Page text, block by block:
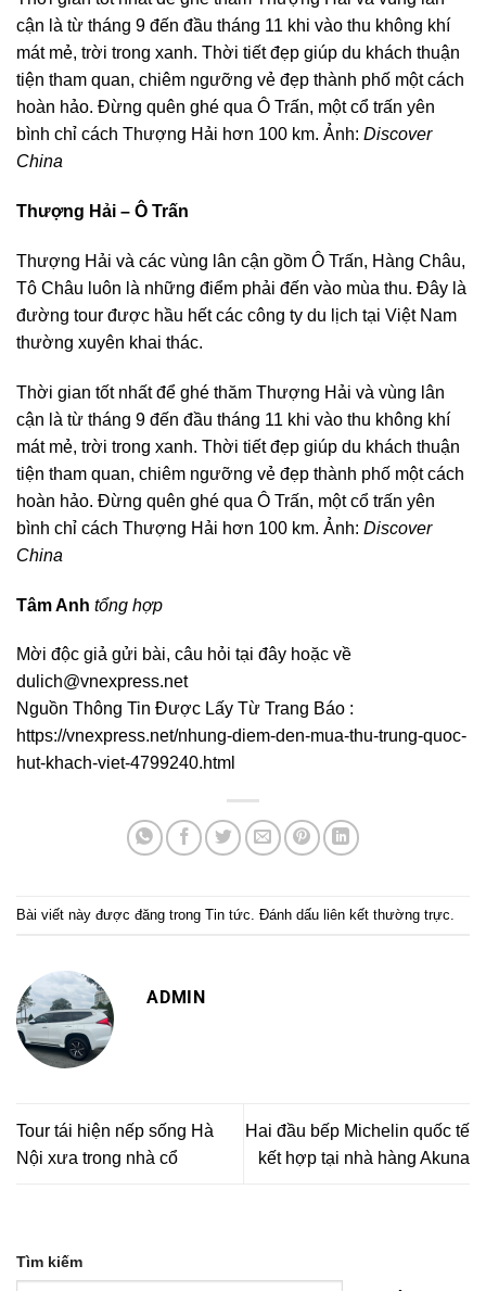
cận là từ tháng 9 đến đầu tháng 11 khi vào thu không khí
mát mẻ, trời trong xanh. Thời tiết đẹp giúp du khách thuận
tiện tham quan, chiêm ngưỡng vẻ đẹp thành phố một cách
hoàn hảo. Đừng quên ghé qua Ô Trấn, một cổ trấn yên
bình chỉ cách Thượng Hải hơn 100 km. Ảnh: Discover
China
Thượng Hải – Ô Trấn
Thượng Hải và các vùng lân cận gồm Ô Trấn, Hàng Châu,
Tô Châu luôn là những điểm phải đến vào mùa thu. Đây là
đường tour được hầu hết các công ty du lịch tại Việt Nam
thường xuyên khai thác.
Thời gian tốt nhất để ghé thăm Thượng Hải và vùng lân
cận là từ tháng 9 đến đầu tháng 11 khi vào thu không khí
mát mẻ, trời trong xanh. Thời tiết đẹp giúp du khách thuận
tiện tham quan, chiêm ngưỡng vẻ đẹp thành phố một cách
hoàn hảo. Đừng quên ghé qua Ô Trấn, một cổ trấn yên
bình chỉ cách Thượng Hải hơn 100 km. Ảnh: Discover
China
Tâm Anh tổng hợp
Mời độc giả gửi bài, câu hỏi tại đây hoặc về
dulich@vnexpress.net
Nguồn Thông Tin Được Lấy Từ Trang Báo :
https://vnexpress.net/nhung-diem-den-mua-thu-trung-quoc-
hut-khach-viet-4799240.html
Bài viết này được đăng trong Tin tức . Đánh dấu liên kết thường trực
ADMIN
Tour tái hiện nếp sống Hà
Nội xưa trong nhà cổ
Hai đầu bếp Michelin quốc tế
kết hợp tại nhà hàng Akuna
Tìm kiếm